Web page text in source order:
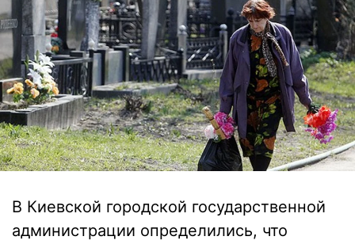
В Киевской городской государственной
администрации определились, что